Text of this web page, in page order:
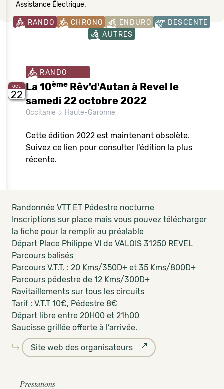
Assistance Électrique.
RANDO CHRONO ENDURO
DESCENTE
AUTRES
oct.
22
RANDO
La 10ème Rêv'd'Autan à Revel le
samedi 22 octobre 2022
Occitanie Haute-Garonne
Cette édition 2022 est maintenant obsolète.
Suivez ce lien pour consulter l'édition la plus
récente.
Randonnée VTT ET Pédestre nocturne
Inscriptions sur place mais vous pouvez télécharger
la fiche pour la remplir au préalable
Départ Place Philippe VI de VALOIS 31250 REVEL
Parcours balisés
Parcours V.T.T. : 20 Kms/350D+ et 35 Kms/800D+
Parcours pédestre de 12 Kms/300D+
Ravitaillements sur tous les circuits
Tarif : V.T.T 10€, Pédestre 8€
Départ libre entre 20H00 et 21h00
Saucisse grillée offerte à l’arrivée.
Site web des organisateurs
Prestations